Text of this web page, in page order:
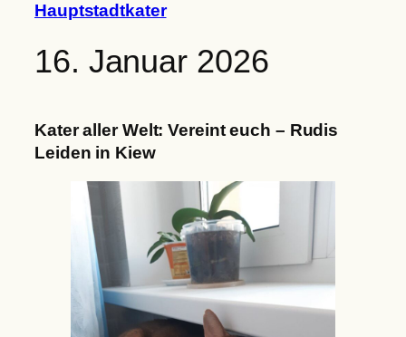
Hauptstadtkater
16. Januar 2026
Kater aller Welt: Vereint euch – Rudis
Leiden in Kiew